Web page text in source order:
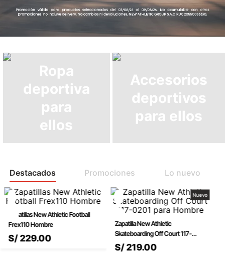
Ropa
deportiva
para
ellos
Accesorios
deportivos
para ellos
Destacados Promociones Lo nuevo
Zapatillas New Athletic Football
Frex110 Hombre
S/ 229.00
Nuevo
Zapatilla New Athletic
Skateboarding Off Court 117-
0201 para Hombre
S/ 219.00